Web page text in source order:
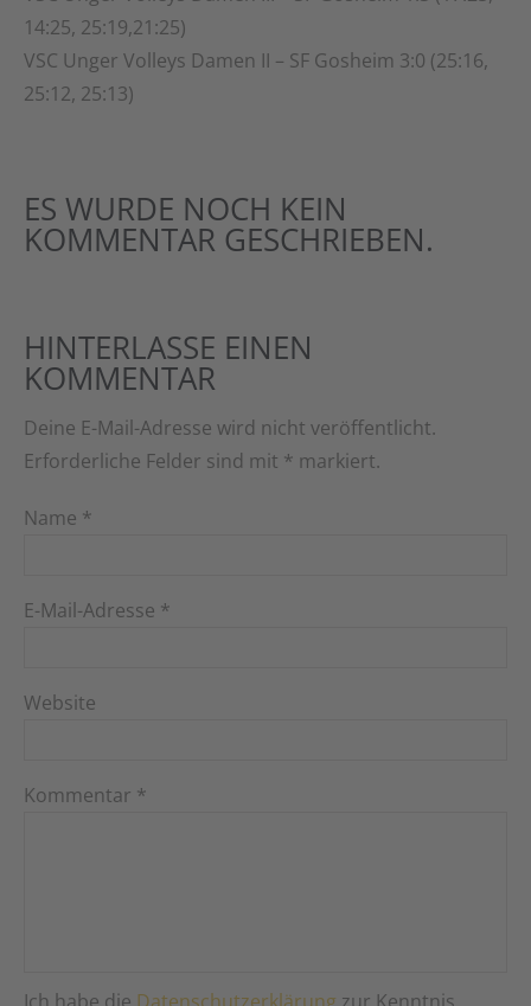
14:25, 25:19,21:25)
VSC Unger Volleys Damen II – SF Gosheim 3:0 (25:16,
25:12, 25:13)
ES WURDE NOCH KEIN
KOMMENTAR GESCHRIEBEN.
HINTERLASSE EINEN
KOMMENTAR
Deine E-Mail-Adresse wird nicht veröffentlicht.
Erforderliche Felder sind mit * markiert.
Name *
E-Mail-Adresse *
Website
Kommentar *